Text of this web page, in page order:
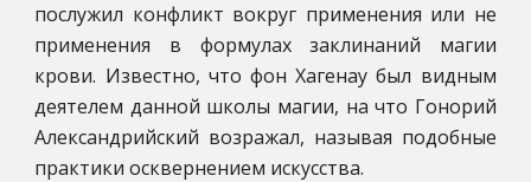
послужил конфликт вокруг применения или не
применения в формулах заклинаний магии
крови. Известно, что фон Хагенау был видным
деятелем данной школы магии, на что Гонорий
Александрийский возражал, называя подобные
практики осквернением искусства.